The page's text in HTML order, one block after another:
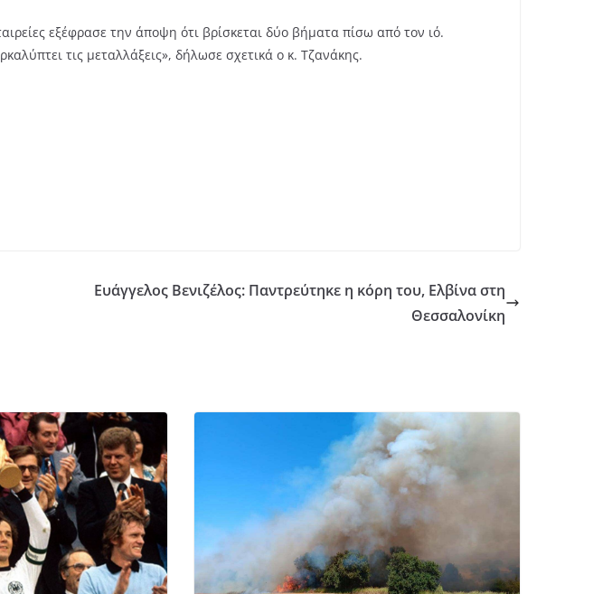
εξέφρασε την άποψη ότι βρίσκεται δύο βήματα πίσω από τον ιό.
τις μεταλλάξεις», δήλωσε σχετικά ο κ. Τζανάκης.
Ευάγγελος Βενιζέλος: Παντρεύτηκε η κόρη του, Ελβίνα στη
Θεσσαλονίκη